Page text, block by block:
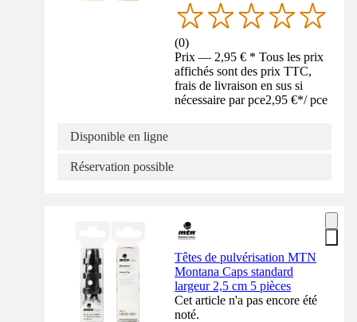
(0)
Prix — 2,95 € * Tous les prix
affichés sont des prix TTC,
frais de livraison en sus si
nécessaire par pce2,95 €*/ pce
Disponible en ligne
Réservation possible
Têtes de pulvérisation MTN
Montana Caps standard
largeur 2,5 cm 5 pièces
Cet article n'a pas encore été
noté.